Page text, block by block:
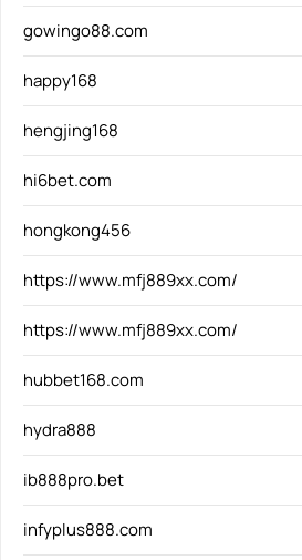
gowingo88.com
happy168
hengjing168
hi6bet.com
hongkong456
https://www.mfj889xx.com/
https://www.mfj889xx.com/
hubbet168.com
hydra888
ib888pro.bet
infyplus888.com